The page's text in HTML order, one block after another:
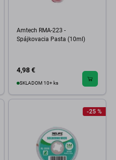
Amtech RMA-223 -
Spájkovacia Pasta (10ml)
4,98 €
SKLADOM 10+ ks
-25 %